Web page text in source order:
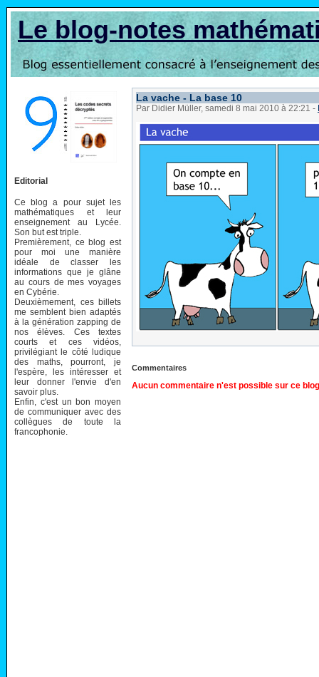
Le blog-notes
Editorial
Ce blog a pour sujet les
mathématiques et leur
enseignement au Lycée.
Son but est triple.
Premièrement, ce blog est
pour moi une manière
idéale de classer les
informations que je glâne
au cours de mes voyages
en Cybérie.
Deuxièmement, ces billets
me semblent bien adaptés
à la génération zapping de
nos élèves. Ces textes
courts et ces vidéos,
privilégiant le côté ludique
des maths, pourront, je
l'espère, les intéresser et
leur donner l'envie d'en
savoir plus.
Enfin, c'est un bon moyen
de communiquer avec des
collègues de toute la
francophonie.
La vache - La base 10
Par Didier Müller, samedi 8 mai 2010 à 22:21 -
Commentaires
Aucun commentaire n'est possible sur ce